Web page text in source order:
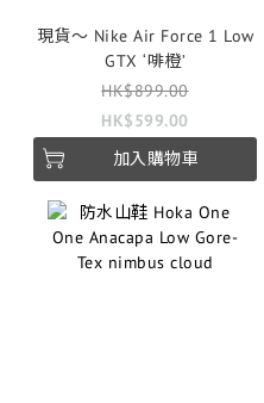
現貨～ Nike Air Force 1 Low
GTX ‘啡橙’
HK$899.00
HK$599.00
加入購物車